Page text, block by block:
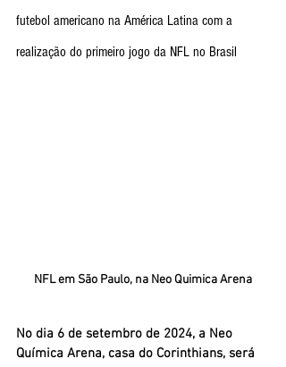
futebol americano na América Latina com a
realização do primeiro jogo da NFL no Brasil
NFL em São Paulo, na Neo Quimica Arena
No dia 6 de setembro de 2024, a Neo
Química Arena, casa do Corinthians, será